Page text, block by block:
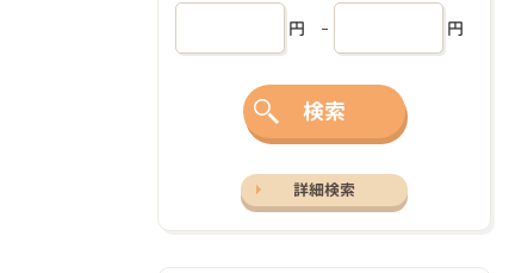
円 円
検索
詳細検索